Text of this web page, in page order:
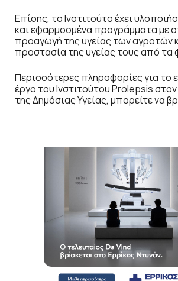
Επίσης, το Ινστιτούτο έχει
και εφαρμοσμένα προγράμματα με
προαγωγή της υγείας των αγροτών
προστασία της υγείας τους από
Περισσότερες πληροφορίες για το
έργο του Ινστιτούτου Prolepsis
της Δημόσιας Υγείας, μπορείτε να